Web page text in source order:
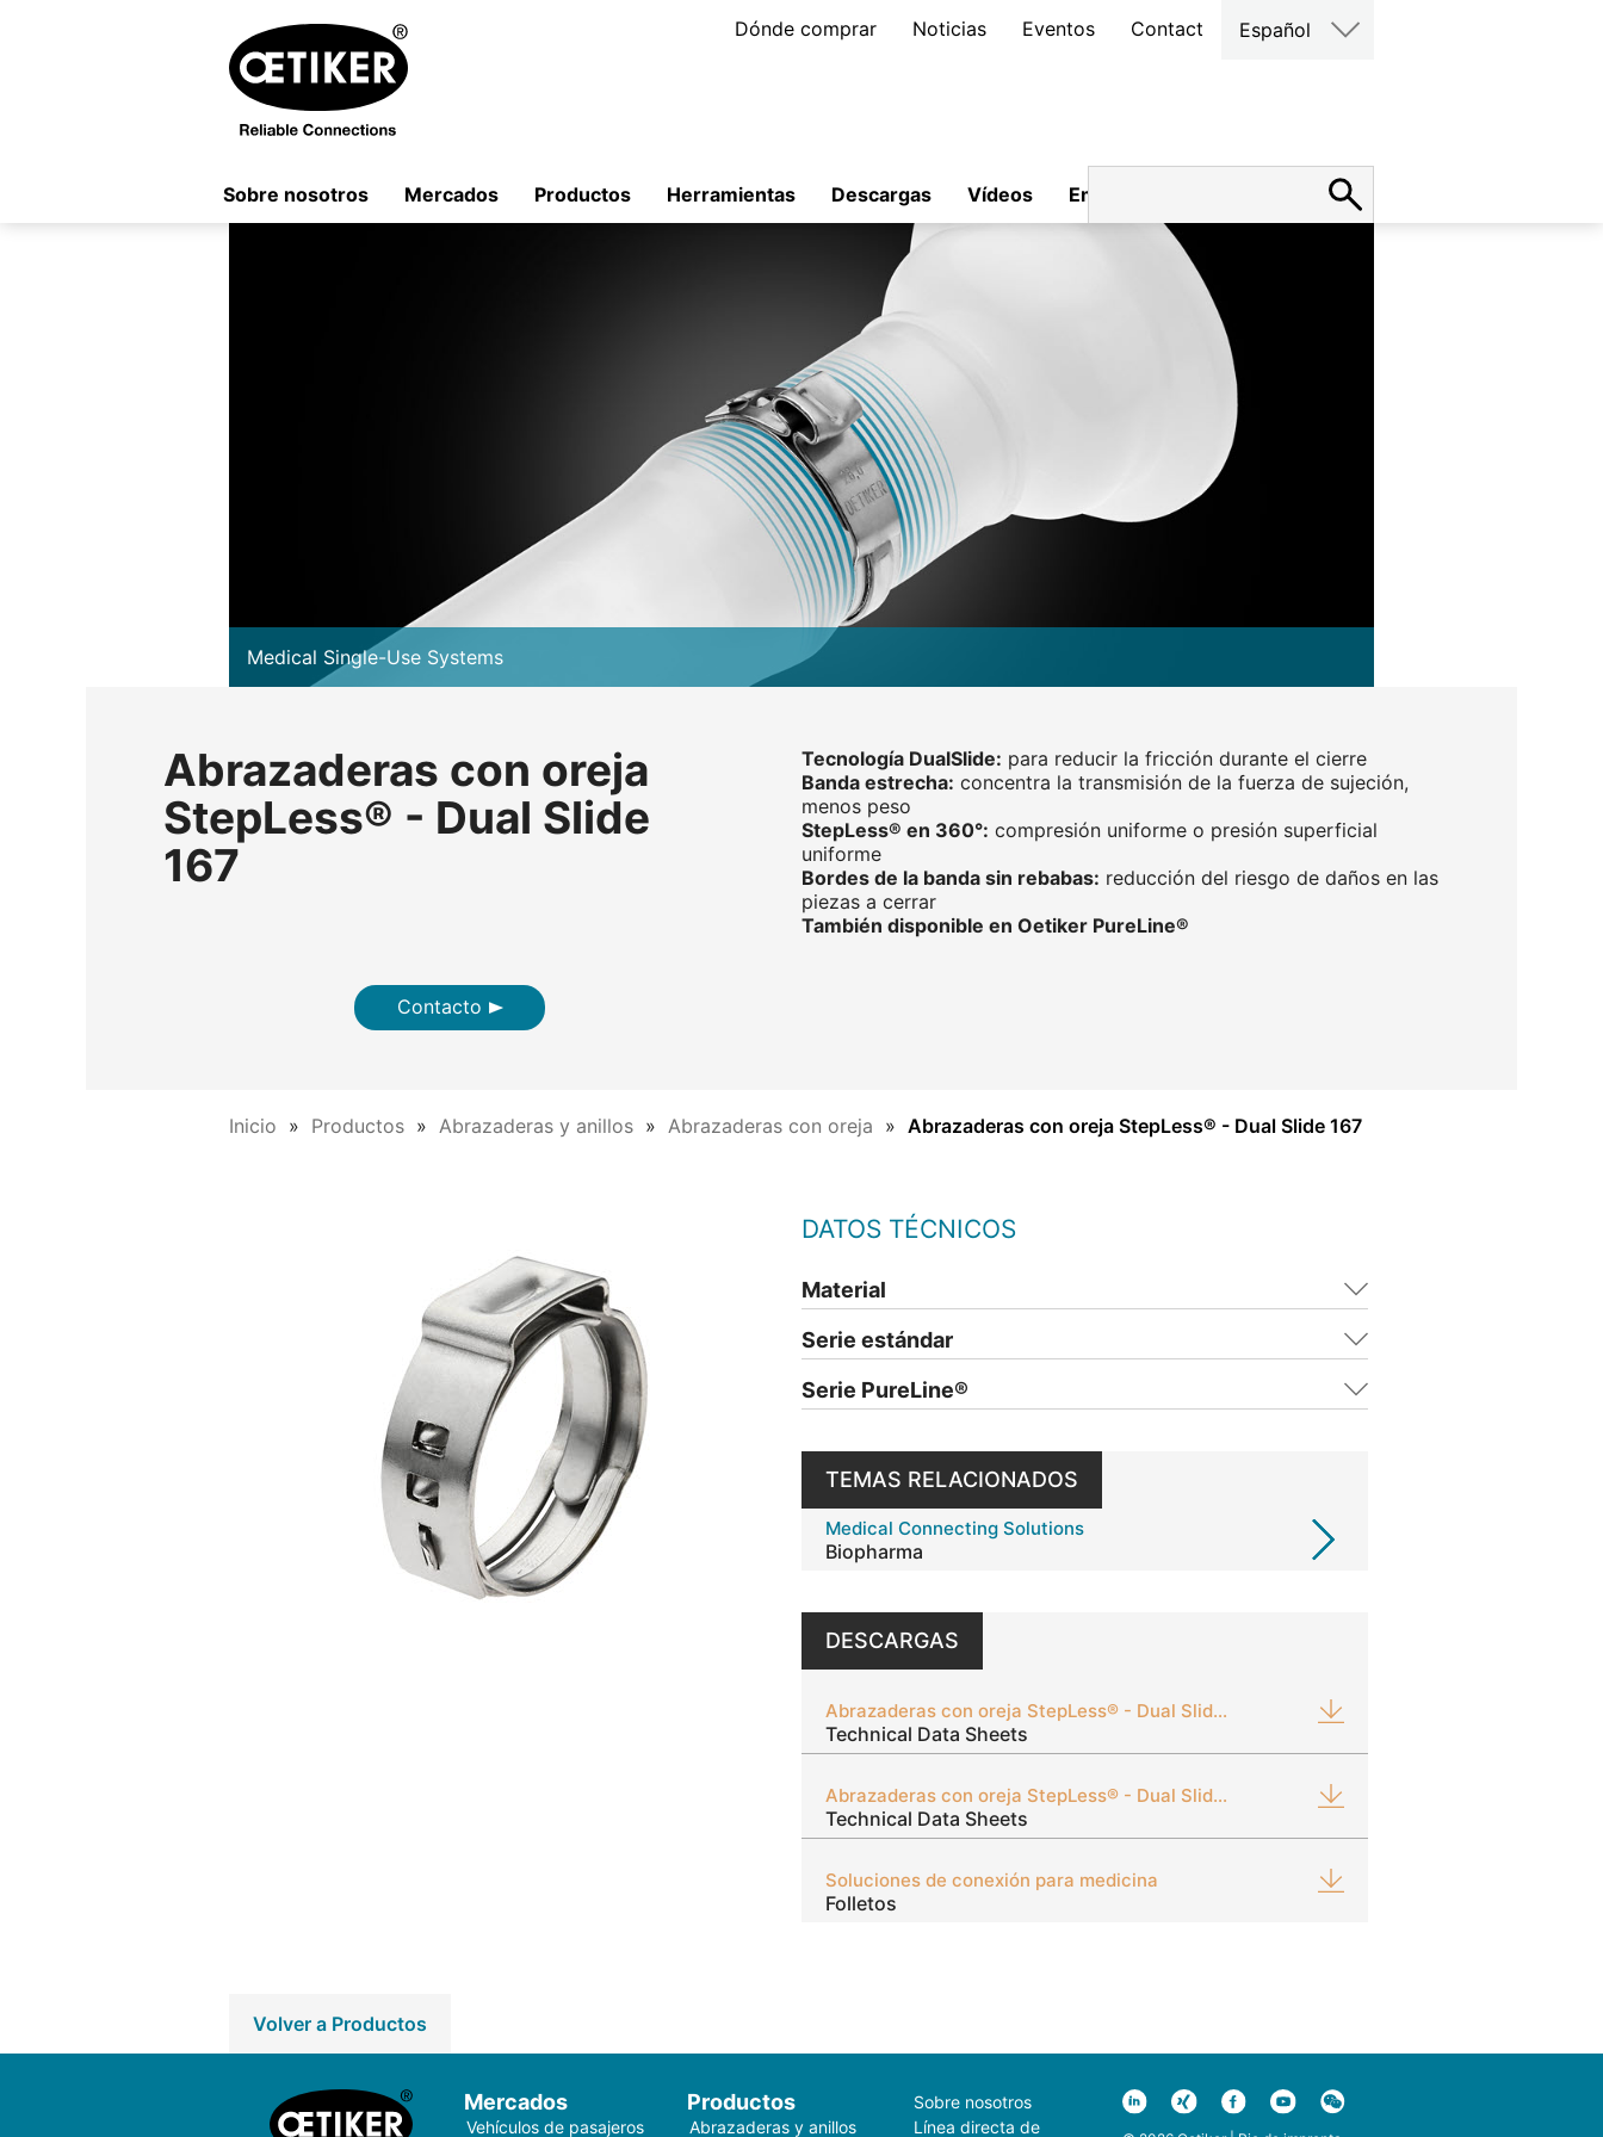
Dónde comprar Noticias Eventos Contact Español
Sobre nosotros Mercados Productos Herramientas Descargas Vídeos Empleo
Medical Single-Use Systems
Abrazaderas con oreja
StepLess® - Dual Slide
167
Contacto
Tecnología DualSlide: para reducir la fricción durante el cierre
Banda estrecha: concentra la transmisión de la fuerza de sujeción,
menos peso
StepLess® en 360°: compresión uniforme o presión superficial
uniforme
Bordes de la banda sin rebabas: reducción del riesgo de daños en las
piezas a cerrar
También disponible en Oetiker PureLine®
Inicio Productos Abrazaderas y anillos Abrazaderas con oreja Abrazaderas con oreja StepLess® - Dual Slide 167
DATOS TÉCNICOS
Material
Serie estándar
Serie PureLine®
TEMAS RELACIONADOS
Medical Connecting Solutions
Biopharma
DESCARGAS
Abrazaderas con oreja StepLess® - Dual Slide 167 – PureLine
Technical Data Sheets
Abrazaderas con oreja StepLess® - Dual Slide 167
Technical Data Sheets
Soluciones de conexión para medicina
Folletos
Volver a Productos
Mercados
Vehículos de pasajeros
Productos
Abrazaderas y anillos
Sobre nosotros
Línea directa de